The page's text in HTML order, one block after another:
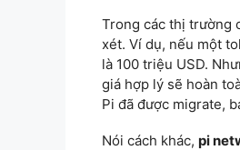
Trong các thị trường
xét. Ví dụ, nếu một
là 100 triệu USD.
giá hợp lý sẽ hoàn
Pi đã được migrate,
Nói cách khác, pi